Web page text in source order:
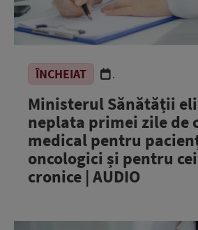
ÎNCHEIAT .
Ministerul Sănătății
neplata primei zile de
medical pentru
oncologici și pentru
cronice | AUDIO